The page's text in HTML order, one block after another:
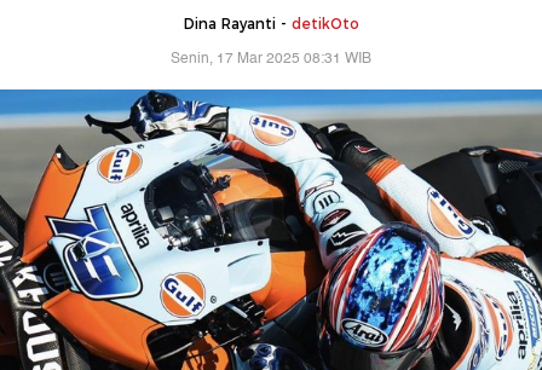
Dina Rayanti - detikOto
Senin, 17 Mar 2025 08:31 WIB